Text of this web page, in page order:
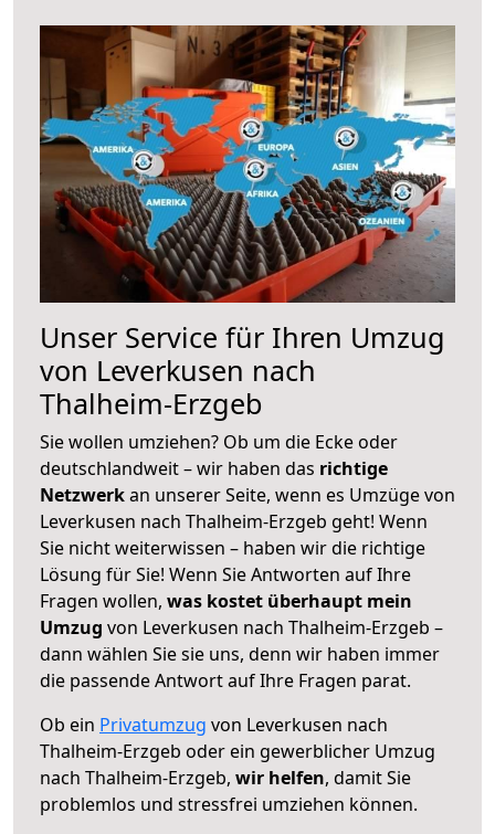
Unser Service für Ihren Umzug
von Leverkusen nach
Thalheim-Erzgeb
Sie wollen umziehen? Ob um die Ecke oder
deutschlandweit – wir haben das richtige
Netzwerkan unserer Seite, wenn es Umzüge von
Leverkusen nach Thalheim-Erzgeb geht! Wenn
Sie nicht weiterwissen – haben wir die richtige
Lösung für Sie! Wenn Sie Antworten auf Ihre
Fragen wollen, was kostet überhaupt mein
Umzug von Leverkusen nach Thalheim-Erzgeb –
dann wählen Sie sie uns, denn wir haben immer
die passende Antwort auf Ihre Fragen parat.
Ob ein Privatumzug von Leverkusen nach
Thalheim-Erzgeb oder ein gewerblicher Umzug
nach Thalheim-Erzgeb, wir helfen, damit Sie
problemlos und stressfrei umziehen können.